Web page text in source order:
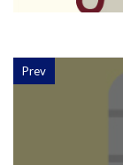
Prev